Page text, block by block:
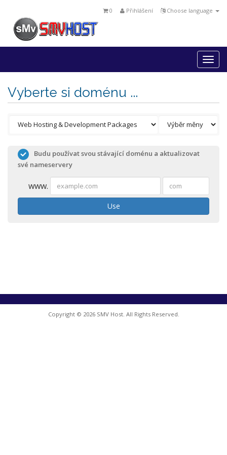
Choose language
Přihlášení
0
Vyberte si doménu ...
Budu používat svou stávající doménu a aktualizovat
své nameservery
www.
Use
Copyright © 2026 SMV Host. All Rights Reserved.